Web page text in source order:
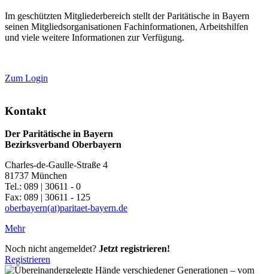
Im geschützten Mitgliederbereich stellt der Paritätische in Bayern
seinen Mitgliedsorganisationen Fachinformationen, Arbeitshilfen
und viele weitere Informationen zur Verfügung.
Zum Login
Kontakt
Der Paritätische in Bayern
Bezirksverband Oberbayern
Charles-de-Gaulle-Straße 4
81737 München
Tel.: 089 | 30611 - 0
Fax: 089 | 30611 - 125
oberbayern(at)paritaet-bayern.de
Mehr
Noch nicht angemeldet? Jetzt registrieren!
Registrieren